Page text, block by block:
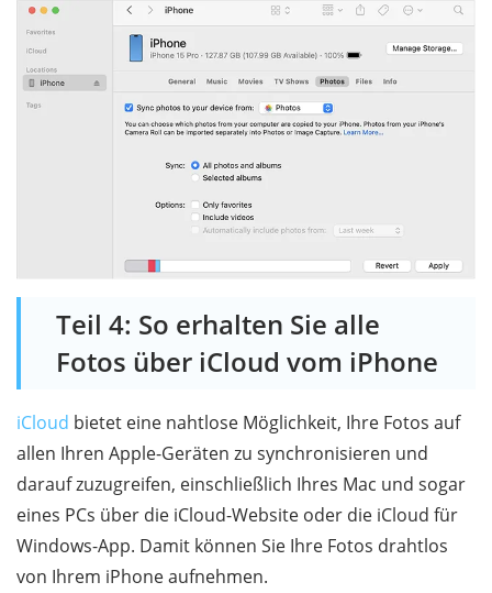
Teil 4: So erhalten Sie alle
Fotos über iCloud vom iPhone
iCloud bietet eine nahtlose Möglichkeit, Ihre Fotos auf
allen Ihren Apple-Geräten zu synchronisieren und
darauf zuzugreifen, einschließlich Ihres Mac und sogar
eines PCs über die iCloud-Website oder die iCloud für
Windows-App. Damit können Sie Ihre Fotos drahtlos
von Ihrem iPhone aufnehmen.